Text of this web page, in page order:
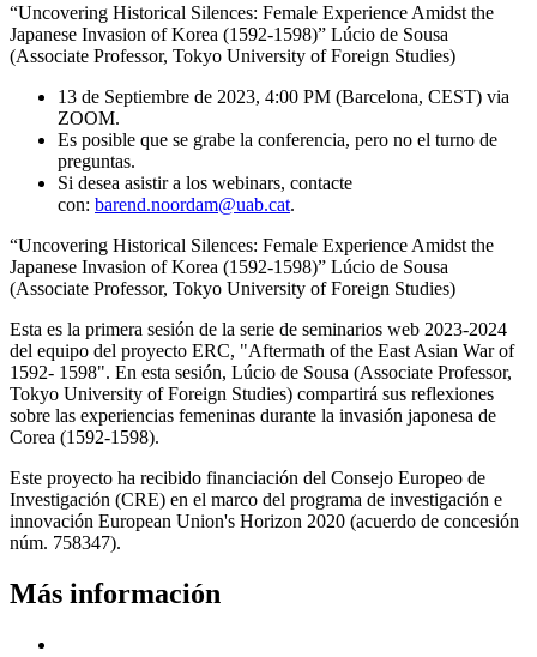
“Uncovering Historical Silences: Female Experience Amidst the
Japanese Invasion of Korea (1592-1598)” Lúcio de Sousa
(Associate Professor, Tokyo University of Foreign Studies)
13 de Septiembre de 2023, 4:00 PM (Barcelona, CEST) via
ZOOM.
Es posible que se grabe la conferencia, pero no el turno de
preguntas.
Si desea asistir a los webinars, contacte
con: barend.noordam@uab.cat.
“Uncovering Historical Silences: Female Experience Amidst the
Japanese Invasion of Korea (1592-1598)” Lúcio de Sousa
(Associate Professor, Tokyo University of Foreign Studies)
Esta es la primera sesión de la serie de seminarios web 2023-2024
del equipo del proyecto ERC, "Aftermath of the East Asian War of
1592- 1598". En esta sesión, Lúcio de Sousa (Associate Professor,
Tokyo University of Foreign Studies) compartirá sus reflexiones
sobre las experiencias femeninas durante la invasión japonesa de
Corea (1592-1598).
Este proyecto ha recibido financiación del Consejo Europeo de
Investigación (CRE) en el marco del programa de investigación e
innovación European Union's Horizon 2020 (acuerdo de concesión
núm. 758347).
Más información